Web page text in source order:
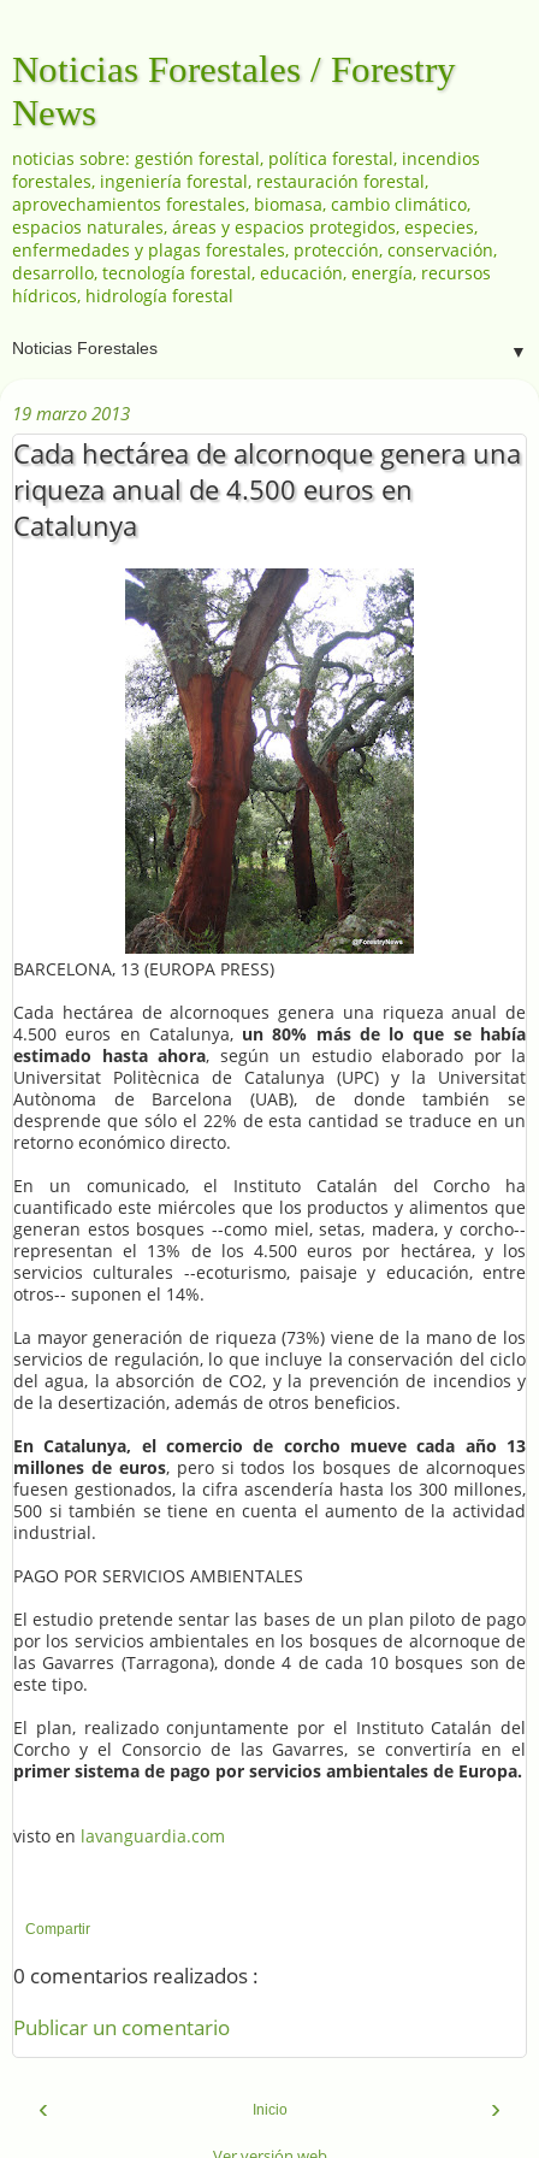
Noticias Forestales / Forestry
News
noticias sobre: gestión forestal, política forestal, incendios
forestales, ingeniería forestal, restauración forestal,
aprovechamientos forestales, biomasa, cambio climático,
espacios naturales, áreas y espacios protegidos, especies,
enfermedades y plagas forestales, protección, conservación,
desarrollo, tecnología forestal, educación, energía, recursos
hídricos, hidrología forestal
▼
19 marzo 2013
Cada hectárea de alcornoque genera una
riqueza anual de 4.500 euros en
Catalunya
BARCELONA, 13 (EUROPA PRESS)
Cada hectárea de alcornoques genera una riqueza anual de
4.500 euros en Catalunya, un 80% más de lo que se había
estimado hasta ahora, según un estudio elaborado por la
Universitat Politècnica de Catalunya (UPC) y la Universitat
Autònoma de Barcelona (UAB), de donde también se
desprende que sólo el 22% de esta cantidad se traduce en un
retorno económico directo.
En un comunicado, el Instituto Catalán del Corcho ha
cuantificado este miércoles que los productos y alimentos que
generan estos bosques --como miel, setas, madera, y corcho--
representan el 13% de los 4.500 euros por hectárea, y los
servicios culturales --ecoturismo, paisaje y educación, entre
otros-- suponen el 14%.
La mayor generación de riqueza (73%) viene de la mano de los
servicios de regulación, lo que incluye la conservación del ciclo
del agua, la absorción de CO2, y la prevención de incendios y
de la desertización, además de otros beneficios.
En Catalunya, el comercio de corcho mueve cada año 13
millones de euros, pero si todos los bosques de alcornoques
fuesen gestionados, la cifra ascendería hasta los 300 millones,
500 si también se tiene en cuenta el aumento de la actividad
industrial.
PAGO POR SERVICIOS AMBIENTALES
El estudio pretende sentar las bases de un plan piloto de pago
por los servicios ambientales en los bosques de alcornoque de
las Gavarres (Tarragona), donde 4 de cada 10 bosques son de
este tipo.
El plan, realizado conjuntamente por el Instituto Catalán del
Corcho y el Consorcio de las Gavarres, se convertiría en el
primer sistema de pago por servicios ambientales de Europa.
visto en lavanguardia.com
Compartir
0 comentarios realizados :
Publicar un comentario
‹ ›
Inicio